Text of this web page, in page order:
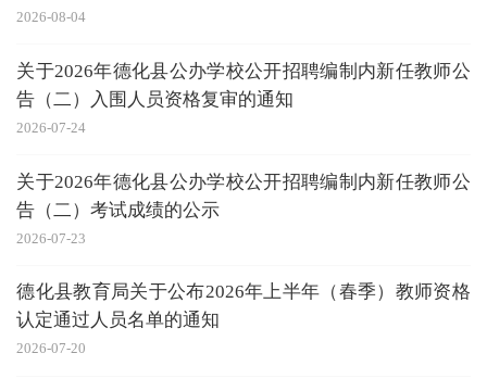
2026-08-04
关于2026年德化县公办学校公开招聘编制内新任教师公
告（二）入围人员资格复审的通知
2026-07-24
关于2026年德化县公办学校公开招聘编制内新任教师公
告（二）考试成绩的公示
2026-07-23
德化县教育局关于公布2026年上半年（春季）教师资格
认定通过人员名单的通知
2026-07-20